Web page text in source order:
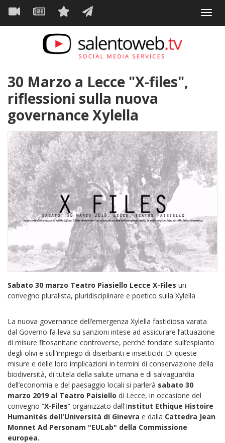
Salta
contenuto
Navigazione
principale
30 Marzo a Lecce "X-files",
riflessioni sulla nuova
governance Xylella
Sabato 30 marzo Teatro Piasiello Lecce X-Files un
convegno pluralista, pluridisciplinare e poetico sulla Xylella
La nuova governance dell’emergenza Xylella fastidiosa varata
dal Governo fa leva su sanzioni intese ad assicurare l’attuazione
di misure fitosanitarie controverse, perché fondate sull’espianto
degli olivi e sull’impiego di diserbanti e insetticidi. Di queste
misure e delle loro implicazioni in termini di conservazione della
biodiversità, di tutela della salute umana e di salvaguardia
dell’economia e del paesaggio locali si parlerà sabato 30
marzo 2019 al Teatro Paisiello di Lecce, in occasione del
convegno “X-Files” organizzato dall'Institut Ethique Histoire
Humanités dell'Università di Ginevra e dalla Cattedra Jean
Monnet Ad Personam "EULab" della Commissione
europea.